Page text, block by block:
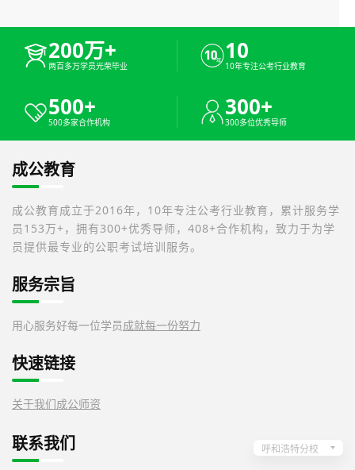
200万+
两百多万学员光荣毕业
10
10年专注公考行业教育
500+
500多家合作机构
300+
300多位优秀导师
成公教育
成公教育成立于2016年，10年专注公考行业教育，累计服务学
员153万+，拥有300+优秀导师，408+合作机构，致力于为学
员提供最专业的公职考试培训服务。
服务宗旨
用心服务好每一位学员成就每一份努力
快速链接
关于我们成公师资
联系我们 呼和浩特分校